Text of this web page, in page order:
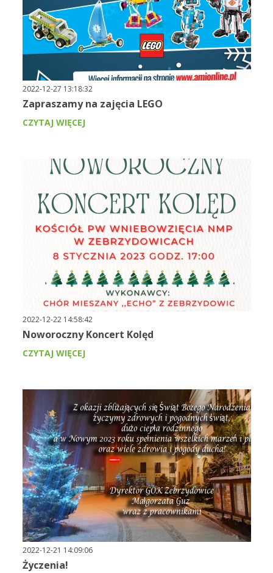
2022-12-27 13:18:32
Zapraszamy na zajęcia LEGO
CZYTAJ WIĘCEJ
2022-12-22 14:58:42
Noworoczny Koncert Kolęd
CZYTAJ WIĘCEJ
2022-12-21 14:09:06
Życzenia!